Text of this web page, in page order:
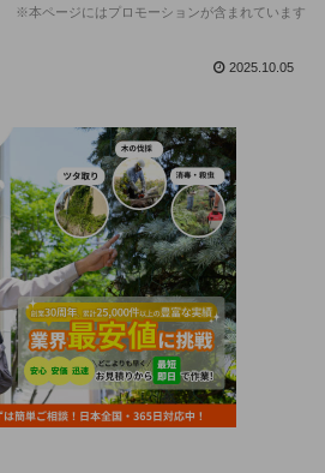
※本ページにはプロモーションが含まれています
2025.10.05